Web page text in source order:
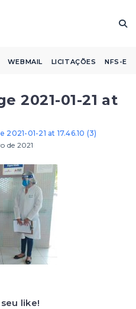
WEBMAIL LICITAÇÕES NFS-E
2021-01-21 at
01-21 at 17.46.10 (3)
de 2021
like!